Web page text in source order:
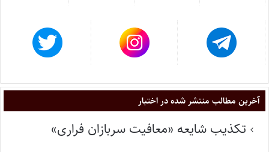
آخرین مطالب منتشر شده در اختبار
تکذیب شایعه «معافیت سربازان فراری»